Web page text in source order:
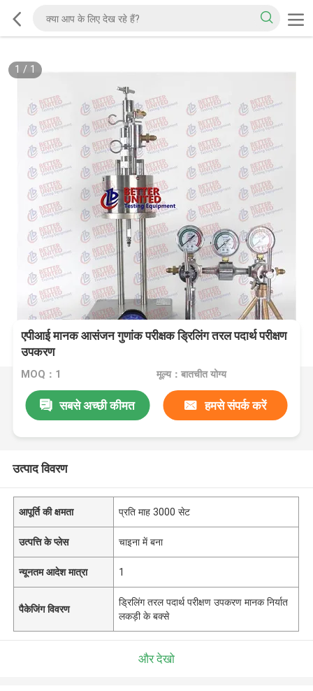
1 / 1
एपीआई मानक आसंजन गुणांक परीक्षक ड्रिलिंग तरल पदार्थ परीक्षण
उपकरण
MOQ：1 मूल्य：बातचीत योग्य
सबसे अच्छी कीमत हमसे संपर्क करें
उत्पाद विवरण
आपूर्ति की क्षमता प्रति माह 3000 सेट
उत्पत्ति के प्लेस चाइना में बना
न्यूनतम आदेश मात्रा 1
पैकेजिंग विवरण
ड्रिलिंग तरल पदार्थ परीक्षण उपकरण मानक निर्यात
लकड़ी के बक्से
और देखो